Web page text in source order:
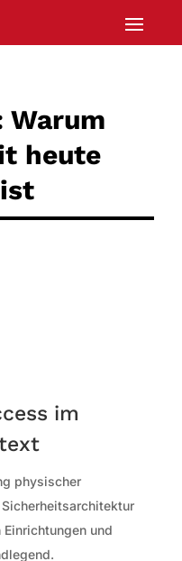
Warum
heute
im
physischer
und